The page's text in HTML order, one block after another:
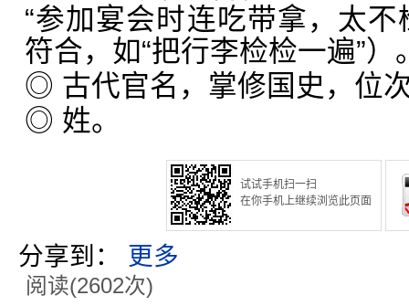
“参加宴会时连吃带拿，太
符合，如“把行李检检一遍”）
◎ 古代官名，掌修国史，位
◎ 姓。
试试手机扫一扫
在你手机上继续浏览此页面
分享到： 更多
阅读(2602次)